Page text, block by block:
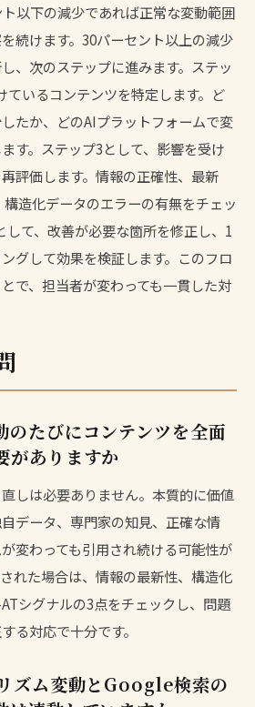
以下の減少であれば正常な変動範囲
続けます。30パーセント以上の減少
、次のステップに進みます。ステッ
ているコンテンツを特定します。ど
たか、どのAIプラットフォームで変
す。ステップ3として、影響を受け
評価します。情報の正確性、最新
造化データのエラーの有無をチェッ
して、改善が必要な箇所を修正し、1
グして効果を検証します。このフロ
で、担当者が変わっても一貫した対
のたびにコンテンツを全面
がありますか
しは必要ありません。本質的に価値
データ、専門家の知見、正確な情
変わっても引用され続ける可能性が
れた場合は、情報の最新性、構造化
シグナルの3点をチェックし、問題
る対応で十分です。
ズム変動とGoogle検索の